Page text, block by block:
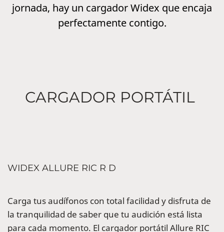
jornada, hay un cargador Widex que encaja
perfectamente contigo.
CARGADOR PORTÁTIL
WIDEX ALLURE RIC R D
Carga tus audífonos con total facilidad y disfruta de
la tranquilidad de saber que tu audición está lista
para cada momento. El cargador portátil Allure RIC